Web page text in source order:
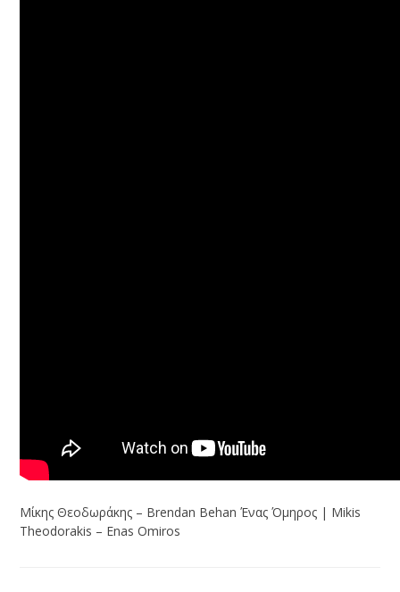
Μίκης Θεοδωράκης – Brendan Behan Ένας Όμηρος | Mikis
Theodorakis – Enas Omiros